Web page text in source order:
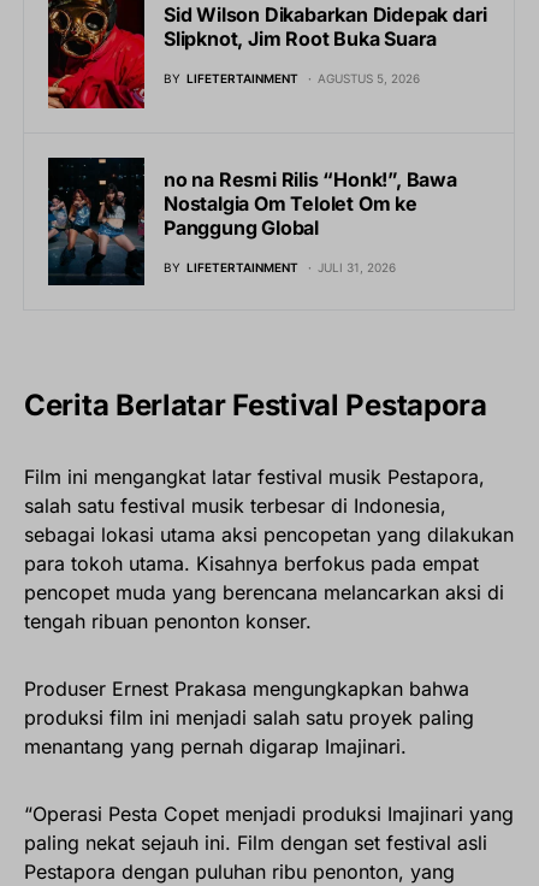
Sid Wilson Dikabarkan Didepak dari
Slipknot, Jim Root Buka Suara
BY LIFETERTAINMENT AGUSTUS 5, 2026
no na Resmi Rilis “Honk!”, Bawa
Nostalgia Om Telolet Om ke
Panggung Global
BY LIFETERTAINMENT JULI 31, 2026
Cerita Berlatar Festival Pestapora
Film ini mengangkat latar festival musik Pestapora,
salah satu festival musik terbesar di Indonesia,
sebagai lokasi utama aksi pencopetan yang dilakukan
para tokoh utama. Kisahnya berfokus pada empat
pencopet muda yang berencana melancarkan aksi di
tengah ribuan penonton konser.
Produser Ernest Prakasa mengungkapkan bahwa
produksi film ini menjadi salah satu proyek paling
menantang yang pernah digarap Imajinari.
“Operasi Pesta Copet menjadi produksi Imajinari yang
paling nekat sejauh ini. Film dengan set festival asli
Pestapora dengan puluhan ribu penonton, yang